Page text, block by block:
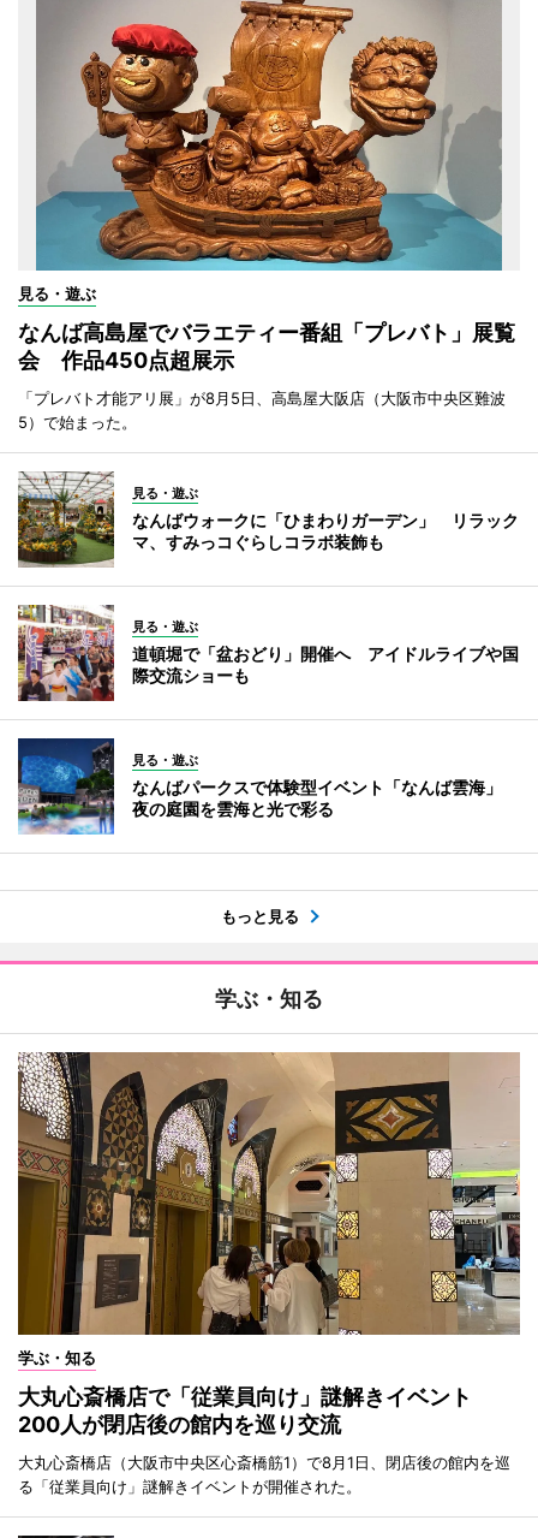
見る・遊ぶ
なんば高島屋でバラエティー番組「プレバト」展覧
会 作品450点超展示
「プレバト才能アリ展」が8月5日、高島屋大阪店（大阪市中央区難波
5）で始まった。
見る・遊ぶ
なんばウォークに「ひまわりガーデン」 リラック
マ、すみっコぐらしコラボ装飾も
見る・遊ぶ
道頓堀で「盆おどり」開催へ アイドルライブや国
際交流ショーも
見る・遊ぶ
なんばパークスで体験型イベント「なんば雲海」
夜の庭園を雲海と光で彩る
もっと見る
学ぶ・知る
学ぶ・知る
大丸心斎橋店で「従業員向け」謎解きイベント
200人が閉店後の館内を巡り交流
大丸心斎橋店（大阪市中央区心斎橋筋1）で8月1日、閉店後の館内を巡
る「従業員向け」謎解きイベントが開催された。